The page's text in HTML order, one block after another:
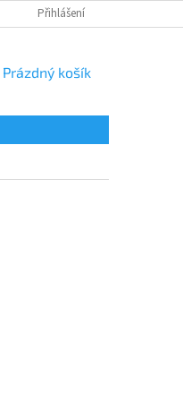
Přihlášení
NÁKUPNÍ
Prázdný košík